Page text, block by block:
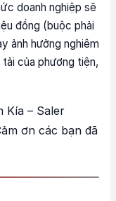
doanh nghiệp sẽ
đồng (buộc phải
ảnh hưởng nghiêm
của phương tiện,
Kía – Saler
ơn các bạn đã